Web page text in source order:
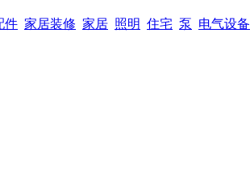
件 家居装修 家居 照明 住宅 泵 电气设备